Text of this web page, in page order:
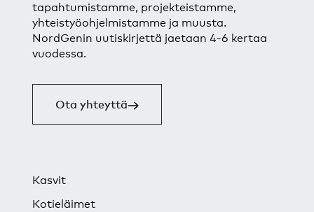
tapahtumistamme, projekteistamme,
yhteistyöohjelmistamme ja muusta.
NordGenin uutiskirjettä jaetaan 4-6 kertaa
vuodessa.
Ota yhteyttä
Kasvit
Kotieläimet